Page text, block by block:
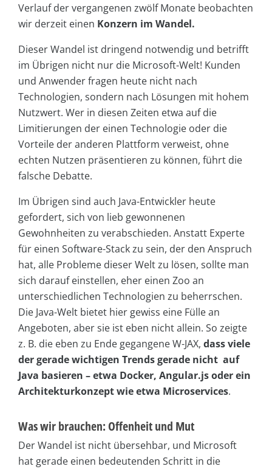
Verlauf der vergangenen zwölf Monate beobachten
wir derzeit einen Konzern im Wandel.
Dieser Wandel ist dringend notwendig und betrifft
im Übrigen nicht nur die Microsoft-Welt! Kunden
und Anwender fragen heute nicht nach
Technologien, sondern nach Lösungen mit hohem
Nutzwert. Wer in diesen Zeiten etwa auf die
Limitierungen der einen Technologie oder die
Vorteile der anderen Plattform verweist, ohne
echten Nutzen präsentieren zu können, führt die
falsche Debatte.
Im Übrigen sind auch Java-Entwickler heute
gefordert, sich von lieb gewonnenen
Gewohnheiten zu verabschieden. Anstatt Experte
für einen Software-Stack zu sein, der den Anspruch
hat, alle Probleme dieser Welt zu lösen, sollte man
sich darauf einstellen, eher einen Zoo an
unterschiedlichen Technologien zu beherrschen.
Die Java-Welt bietet hier gewiss eine Fülle an
Angeboten, aber sie ist eben nicht allein. So zeigte
z. B. die eben zu Ende gegangene W-JAX, dass viele
der gerade wichtigen Trends gerade nicht auf
Java basieren – etwa Docker, Angular.js oder ein
Architekturkonzept wie etwa Microservices.
Was wir brauchen: Offenheit und Mut
Der Wandel ist nicht übersehbar, und Microsoft
hat gerade einen bedeutenden Schritt in die